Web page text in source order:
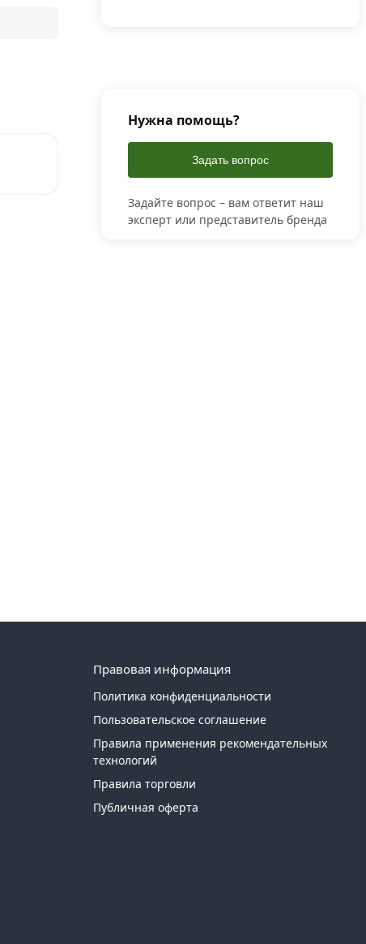
Нужна помощь?
Задать вопрос
Задайте вопрос – вам ответит наш
эксперт или представитель бренда
Правовая информация
Политика конфиденциальности
Пользовательское соглашение
Правила применения рекомендательных
технологий
Правила торговли
Публичная оферта